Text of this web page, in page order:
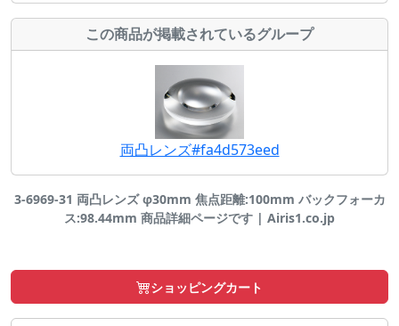
この商品が掲載されているグループ
両凸レンズ#fa4d573eed
3-6969-31 両凸レンズ φ30mm 焦点距離:100mm バックフォーカ
ス:98.44mm 商品詳細ページです | Airis1.co.jp
ショッピングカート